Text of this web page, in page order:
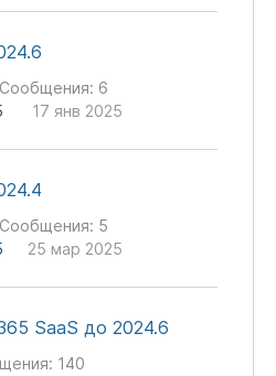
Сообщения: 6
17 янв 2025
Сообщения: 5
25 мар 2025
SaaS до 2024.6
140